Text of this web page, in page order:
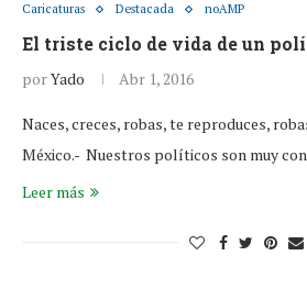
Caricaturas Destacada noAMP
El triste ciclo de vida de un
porYado Abr 1, 2016
Naces, creces, robas, te reproduces,
México.- Nuestros políticos son muy
Leer más